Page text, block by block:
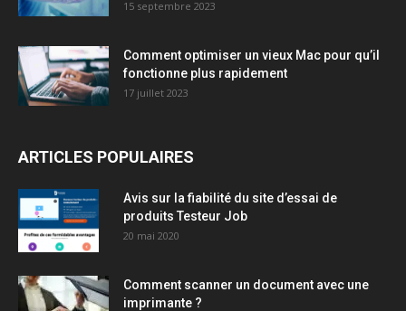
15 septembre 2023
Comment optimiser un vieux Mac pour qu’il
fonctionne plus rapidement
17 juillet 2023
ARTICLES POPULAIRES
Avis sur la fiabilité du site d’essai de
produits Testeur Job
20 mai 2020
Comment scanner un document avec une
imprimante ?